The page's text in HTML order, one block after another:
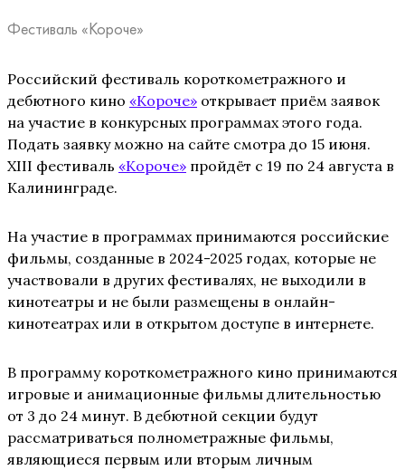
Фестиваль «Короче»
Российский фестиваль короткометражного и
дебютного кино «Короче» открывает приём заявок
на участие в конкурсных программах этого года.
Подать заявку можно на сайте смотра до 15 июня.
XIII фестиваль «Короче» пройдёт с 19 по 24 августа в
Калининграде.
На участие в программах принимаются российские
фильмы, созданные в 2024-2025 годах, которые не
участвовали в других фестивалях, не выходили в
кинотеатры и не были размещены в онлайн-
кинотеатрах или в открытом доступе в интернете.
В программу короткометражного кино принимаются
игровые и анимационные фильмы длительностью
от 3 до 24 минут. В дебютной секции будут
рассматриваться полнометражные фильмы,
являющиеся первым или вторым личным